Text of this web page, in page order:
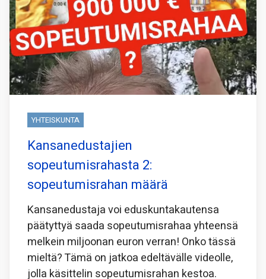
YHTEISKUNTA
Kansanedustajien
sopeutumisrahasta 2:
sopeutumisrahan määrä
Kansanedustaja voi eduskuntakautensa
päätyttyä saada sopeutumisrahaa yhteensä
melkein miljoonan euron verran! Onko tässä
mieltä? Tämä on jatkoa edeltävälle videolle,
jolla käsittelin sopeutumisrahan kestoa.